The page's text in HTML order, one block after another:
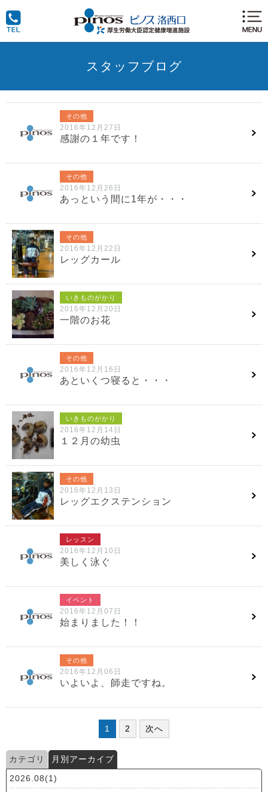
スタッフブログ
その他
2016年12月27日
感謝の１年です！
その他
2016年12月26日
あっという間に1年が・・・
その他
2016年12月22日
レッグカール
いきものがかり
2016年12月20日
一階のお花
その他
2016年12月16日
あといくつ寝ると・・・
いきものがかり
2016年12月14日
１２月の幼虫
その他
2016年12月13日
レッグエクステンション
レッスン
2016年12月10日
美しく泳ぐ
イベント
2016年12月07日
始まりました！！
その他
2016年12月06日
いよいよ、師走ですね。
1 2 次へ
カテゴリ
月別アーカイブ
2026.08(1)